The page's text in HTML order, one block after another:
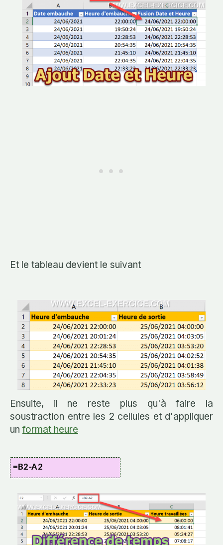
Et le tableau devient le suivant
Ensuite, il ne reste plus qu'à faire la
soustraction entre les 2 cellules et d'appliquer
un format heure
=B2-A2